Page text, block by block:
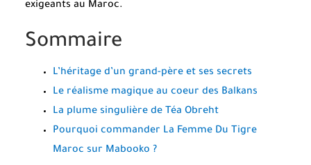
exigeants au Maroc.
Sommaire
L’héritage d’un grand-père et ses secrets
Le réalisme magique au coeur des Balkans
La plume singulière de Téa Obreht
Pourquoi commander La Femme Du Tigre
Maroc sur Mabooko ?